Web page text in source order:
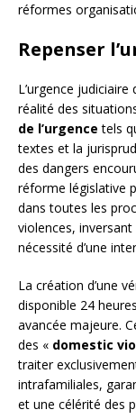
réformes
Repenser
L’urgence
réalité des
de l’urgence tels
textes et la
des dangers
réforme législative
dans toutes les
violences,
nécessité d’une
La création d’une
disponible 24
avancée majeure.
des « domestic
traiter
intrafamiliales,
et une célérité des